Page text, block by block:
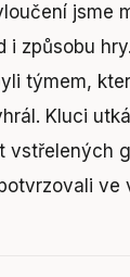
jsme
i způsobu
týmem,
Kluci